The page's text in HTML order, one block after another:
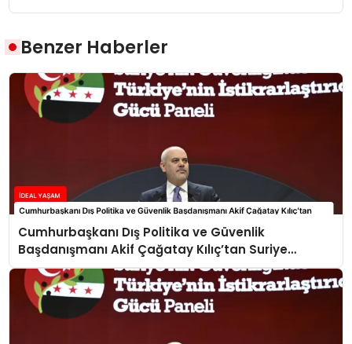
Benzer Haberler
Cumhurbaşkanı Dış Politika ve Güvenlik
Başdanışmanı Akif Çağatay Kılıç’tan Suriye
Panelinde Önemli Açıklamalar